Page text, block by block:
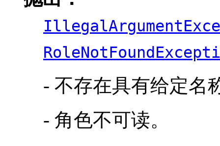
- 不存在具有给定名
- 角色不可读。